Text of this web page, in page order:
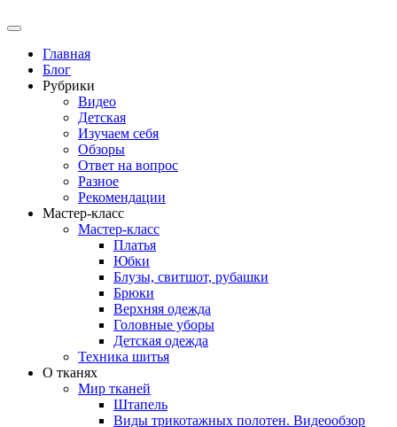
Primary
Главная
Блог
Рубрики
Видео
Детская
Изучаем себя
Обзоры
Ответ на вопрос
Разное
Рекомендации
Мастер-класс
Мастер-класс
Платья
Юбки
Блузы, свитшот, рубашки
Брюки
Верхняя одежда
Головные уборы
Детская одежда
Техника шитья
О тканях
Мир тканей
Штапель
Виды трикотажных полотен. Видеообзор